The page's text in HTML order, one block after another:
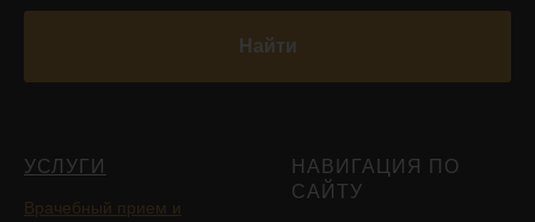
Найти
УСЛУГИ
Врачебный прием и
НАВИГАЦИЯ ПО
САЙТУ